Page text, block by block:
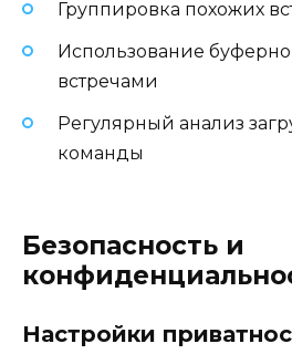
Группировка похожих
Использование
встречами
Регулярный анализ
команды
Безопасность и
Настройки